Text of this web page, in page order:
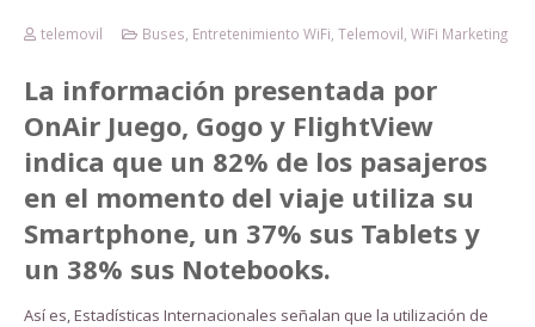
telemovil Buses, Entretenimiento WiFi,Telemovil,WiFi Marketing
La información presentada por
OnAir Juego, Gogo y FlightView
indica que un 82% de los pasajeros
en el momento del viaje utiliza su
Smartphone, un 37% sus Tablets y
un 38% sus Notebooks.
Así es, Estadísticas Internacionales señalan que la utilización de